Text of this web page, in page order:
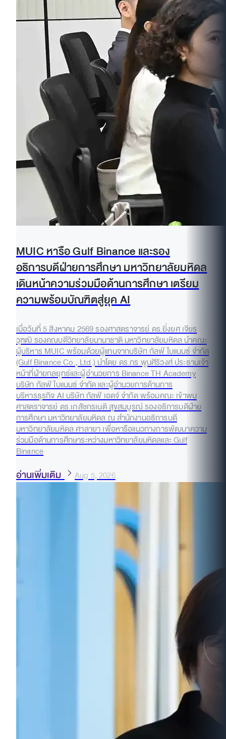
MUIC หารือ Gulf Binance และรอง
อธิการบดีฝ่ายการศึกษา มหาวิทยาลัยมหิดล
เดินหน้าความร่วมมือด้านการศึกษา เตรียม
ความพร้อมบัณฑิตสู่ยุค AI
เมื่อวันที่ 5 สิงหาคม 2569 รองศาสตราจารย์ ดร.ยิ่งยศ เจียร
วุฑฒิ รองคณบดีวิทยาลัยนานาชาติ มหาวิทยาลัยมหิดล นำคณะ
ผู้บริหาร MUIC พร้อมด้วยผู้แทนจากบริษัท กัลฟ์ ไบแนนซ์ จำกัด
(Gulf Binance Co., Ltd.) นำโดย ดร.กร พูนศิริวงศ์ ประธานเจ้า
หน้าที่ฝ่ายกลยุทธ์และผู้อำนวยการ Binance TH Academy
บริษัท กัลฟ์ ไบแนนซ์ จำกัด และผู้อำนวยการด้านการ
บริหารธุรกิจ AI บริษัท กัลฟ์ เอดจ์ จำกัด พร้อมคณะ เข้าพบ
ศาสตราจารย์ ดร.เภสัชกรเนติ สุขสมบูรณ์ รองอธิการบดีฝ่าย
การศึกษา มหาวิทยาลัยมหิดล ณ สำนักงานอธิการบดี
มหาวิทยาลัยมหิดล ศาลายา เพื่อหารือแนวทางการพัฒนาความ
ร่วมมือด้านการศึกษาระหว่างมหาวิทยาลัยมหิดลและ Gulf
Binance
อ่านเพิ่มเติม Aug 5, 2026